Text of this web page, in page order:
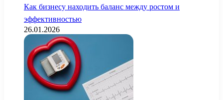
Как бизнесу находить баланс между ростом и
эффективностью
26.01.2026